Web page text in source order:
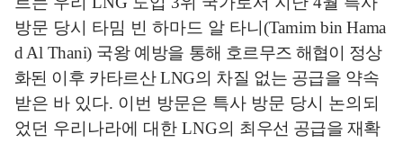
방문 당시 타밈 빈 하마드 알 타니 (Tamim bin Hama
d Al Thani) 국왕 예방을 통해 호르무즈 해협이 정상
화된 이후 카타르산LNG의 차질 없는 공급을 약속
받은 바 있다. 이번 방문은 특사 방문 당시 논의되
었던 우리나라에 대한 LNG의 최 우선 공급을 재확